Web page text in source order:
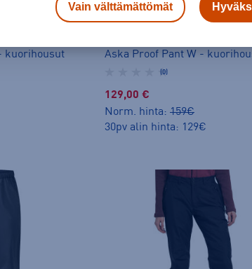
kuorihousut
Aska Proof Pant W -
(0)
129,00 €
Norm. hinta: 159€
30pv alin hinta: 129€
Vain välttämättömät